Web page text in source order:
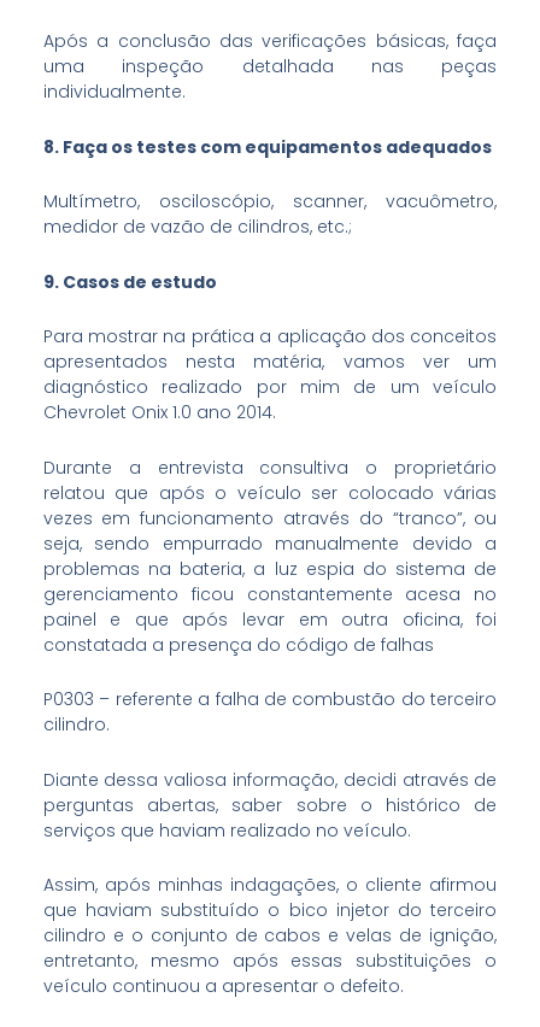
Após a conclusão das verificações básicas, faça
uma inspeção detalhada nas peças
individualmente.
8. Faça os testes com equipamentos adequados
Multímetro, osciloscópio, scanner, vacuômetro,
medidor de vazão de cilindros, etc.;
9. Casos de estudo
Para mostrar na prática a aplicação dos conceitos
apresentados nesta matéria, vamos ver um
diagnóstico realizado por mim de um veículo
Chevrolet Onix 1.0 ano 2014.
Durante a entrevista consultiva o proprietário
relatou que após o veículo ser colocado várias
vezes em funcionamento através do “tranco”, ou
seja, sendo empurrado manualmente devido a
problemas na bateria, a luz espia do sistema de
gerenciamento ficou constantemente acesa no
painel e que após levar em outra oficina, foi
constatada a presença do código de falhas
P0303 – referente a falha de combustão do terceiro
cilindro.
Diante dessa valiosa informação, decidi através de
perguntas abertas, saber sobre o histórico de
serviços que haviam realizado no veículo.
Assim, após minhas indagações, o cliente afirmou
que haviam substituído o bico injetor do terceiro
cilindro e o conjunto de cabos e velas de ignição,
entretanto, mesmo após essas substituições o
veículo continuou a apresentar o defeito.